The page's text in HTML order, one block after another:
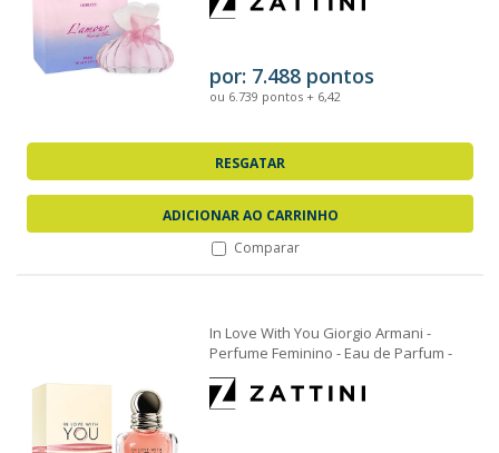
por: 7.488 pontos
ou 6.739 pontos + 6,42
RESGATAR
ADICIONAR AO CARRINHO
Comparar
In Love With You Giorgio Armani -
Perfume Feminino - Eau de Parfum -
30ml